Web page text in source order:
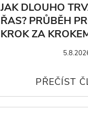
JAK DLOUHO
ŘAS? PRŮBĚH
KROK ZA